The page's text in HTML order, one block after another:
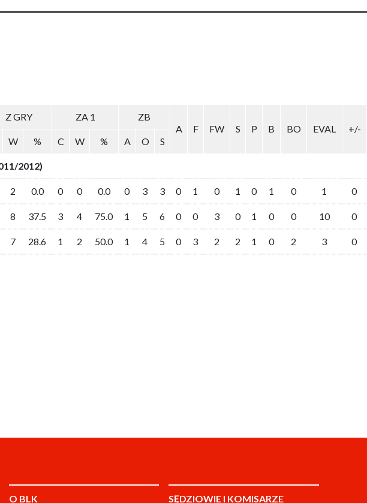
Z GRY ZA 1
ZB
A
F FW S P B BO EVAL
+/-
W % C W % A O S
2012)
2 0.0 0 0 0.0 0 3 3 0 1 0 1 0 1 0 1 0
8 37.5 3 4 75.0 1 5 6 0 0 3 0 1 0 0 10 0
7 28.6 1 2 50.0 1 4 5 0 3 2 2 1 0 2 3 0
O BLK SĘDZIOWIE I KOMISARZE